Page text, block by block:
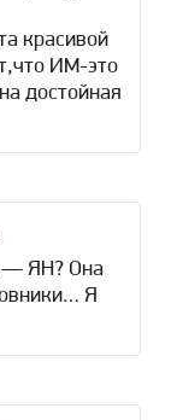
красивой
ИМ-это
достойная
— ЯН? Она
Я